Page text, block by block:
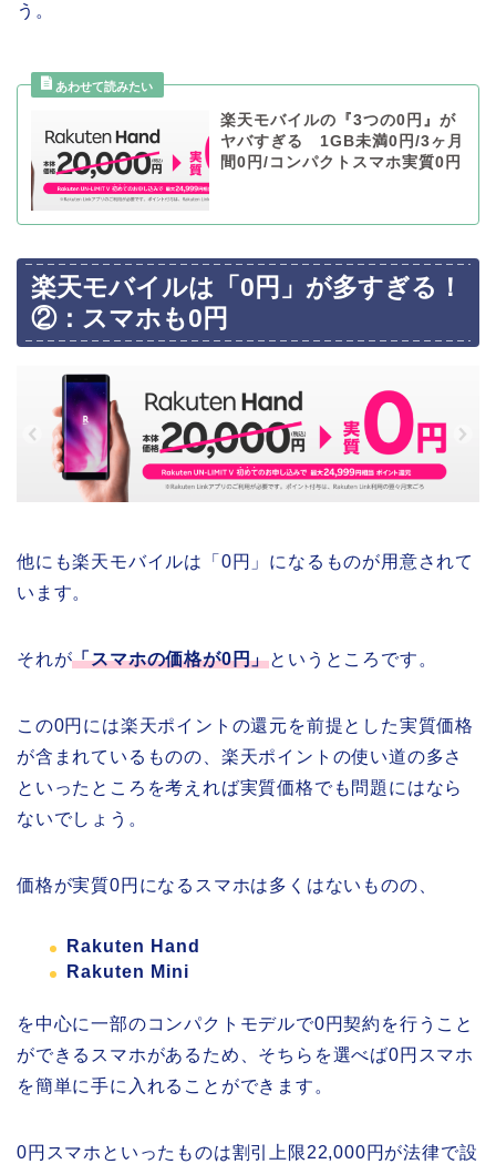
う。
楽天モバイルの『3つの0円』が
ヤバすぎる 1GB未満0円/3ヶ月
間0円/コンパクトスマホ実質0円
楽天モバイルは「0円」が多すぎる！
②：スマホも0円
他にも楽天モバイルは「0円」になるものが用意されて
います。
それが「スマホの価格が0円」というところです。
この0円には楽天ポイントの還元を前提とした実質価格
が含まれているものの、楽天ポイントの使い道の多さ
といったところを考えれば実質価格でも問題にはなら
ないでしょう。
価格が実質0円になるスマホは多くはないものの、
Rakuten Hand
Rakuten Mini
を中心に一部のコンパクトモデルで0円契約を行うこと
ができるスマホがあるため、そちらを選べば0円スマホ
を簡単に手に入れることができます。
0円スマホといったものは割引上限22,000円が法律で設